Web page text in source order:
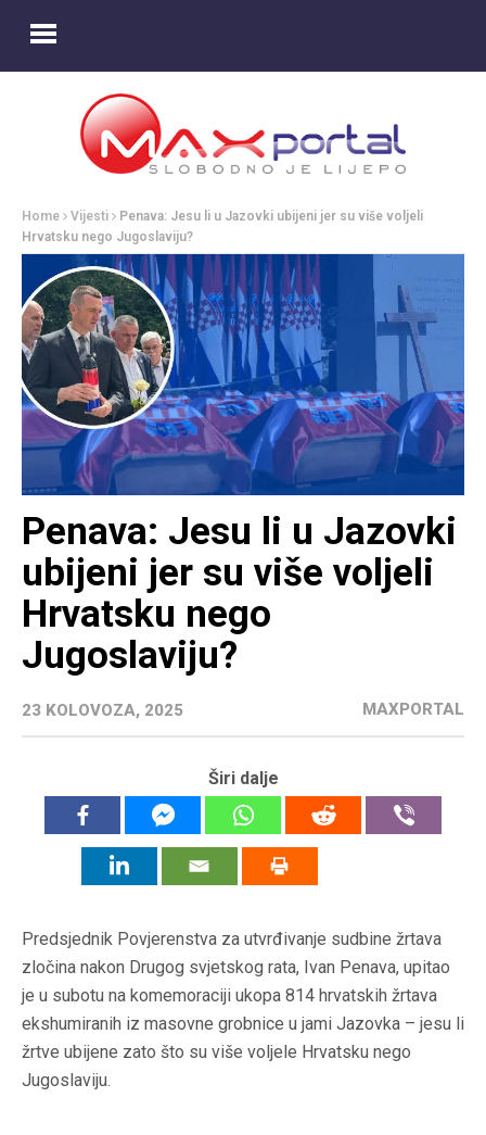
Home Vijesti
Penava: Jesu li u Jazovki ubijeni jer su više voljeli
Hrvatsku nego Jugoslaviju?
Penava: Jesu li u Jazovki
ubijeni jer su više voljeli
Hrvatsku nego
Jugoslaviju?
23 KOLOVOZA, 2025 MAXPORTAL
Širi dalje
Predsjednik Povjerenstva za utvrđivanje sudbine žrtava
zločina nakon Drugog svjetskog rata, Ivan Penava, upitao
je u subotu na komemoraciji ukopa 814 hrvatskih žrtava
ekshumiranih iz masovne grobnice u jami Jazovka – jesu li
žrtve ubijene zato što su više voljele Hrvatsku nego
Jugoslaviju.